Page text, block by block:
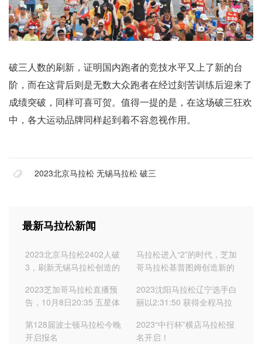
破三人数的刷新，证明国内跑者的竞技水平又上了新的台
阶，而在这背后则是无数大众跑者在经过刻苦训练后迎来了
成绩突破，同样可喜可贺。值得一提的是，在这场破三狂欢
中，各大运动品牌同样起到着不容忽视作用。
2023北京马拉松 无锡马拉松 破三
最新马拉松新闻
2023北京马拉松2402人破
3，刷新无锡马拉松创造的
马拉松进入“2”的时代，芝加
哥马拉松基普图姆创造新的
2:00:35
2023芝加哥马拉松直播预
告，10月8日20:35 五星体
2023沈阳马拉松辽宁选手白
丽以2:31:50 获得全程马拉
录
第128届波士顿马拉松今晚
开启报名
2023“中行杯”横店马拉松报
名开启！